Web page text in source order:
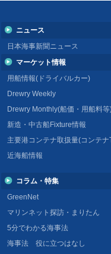
ニュース
日本海事新聞ニュース
マーケット情報
用船情報(ドライバルカー)
Drewry Weekly
Drewry Monthly(船価・用船料等
新造・中古船Fixture情報
主要港コンテナ取扱量(コンテ
近海船情報
コラム・特集
GreenNet
マリンネット探訪・まりたん
5分でわかる海事法
海事法 役に立つはなし